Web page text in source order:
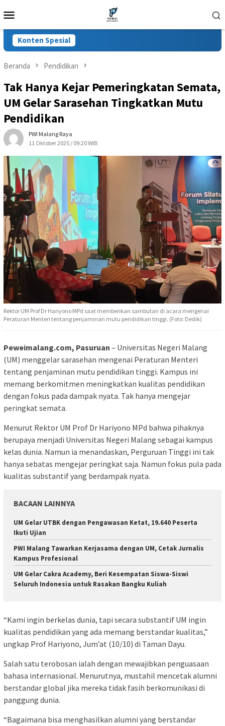
ke
Mobile
Konten Spesial
Beranda Pendidikan
Tak Hanya Kejar Pemeringkatan Semata,
UM Gelar Sarasehan Tingkatkan Mutu
Pendidikan
PWI Malang Raya
11 Oktober 2025 / 09:20 WIB
Rektor UM Prof Dr Hariyono MPd saat memberikan sambutan di acara mengenai
Peraturan Menteri tentang penjaminan mutu pendidikan tinggi. (Foto: Dedik)
Peweimalang.com, Pasuruan – Universitas Negeri Malang
(UM) menggelar sarasehan mengenai Peraturan Menteri
tentang penjaminan mutu pendidikan tinggi. Kampus ini
memang berkomitmen meningkatkan kualitas pendidikan
dengan fokus pada dampak nyata. Tak hanya mengejar
peringkat semata.
Menurut Rektor UM Prof Dr Hariyono MPd bahwa pihaknya
berupaya menjadi Universitas Negeri Malang sebagai kampus
kelas dunia. Namun ia menandaskan, Perguruan Tinggi ini tak
hanya sebatas mengejar peringkat saja. Namun fokus pula pada
kualitas substantif yang berdampak nyata.
BACAAN LAINNYA
UM Gelar UTBK dengan Pengawasan Ketat, 19.640 Peserta
Ikuti Ujian
PWI Malang Tawarkan Kerjasama dengan UM, Cetak Jurnalis
Kampus Profesional
UM Gelar Cakra Academy, Beri Kesempatan Siswa-Siswi
Seluruh Indonesia untuk Rasakan Bangku Kuliah
“Kami ingin berkelas dunia, tapi secara substantif UM ingin
kualitas pendidikan yang ada memang berstandar kualitas,”
ungkap Prof Hariyono, Jum’at (10/10) di Taman Dayu.
Salah satu terobosan ialah dengan mewajibkan penguasaan
bahasa internasional. Menurutnya, mustahil mencetak alumni
berstandar global jika mereka tidak fasih berkomunikasi di
panggung dunia.
“Bagaimana bisa menghasilkan alumni yang berstandar